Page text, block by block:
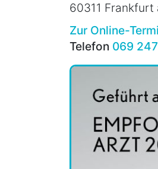
60311 Frankfurt
Zur Online-
Telefon 069